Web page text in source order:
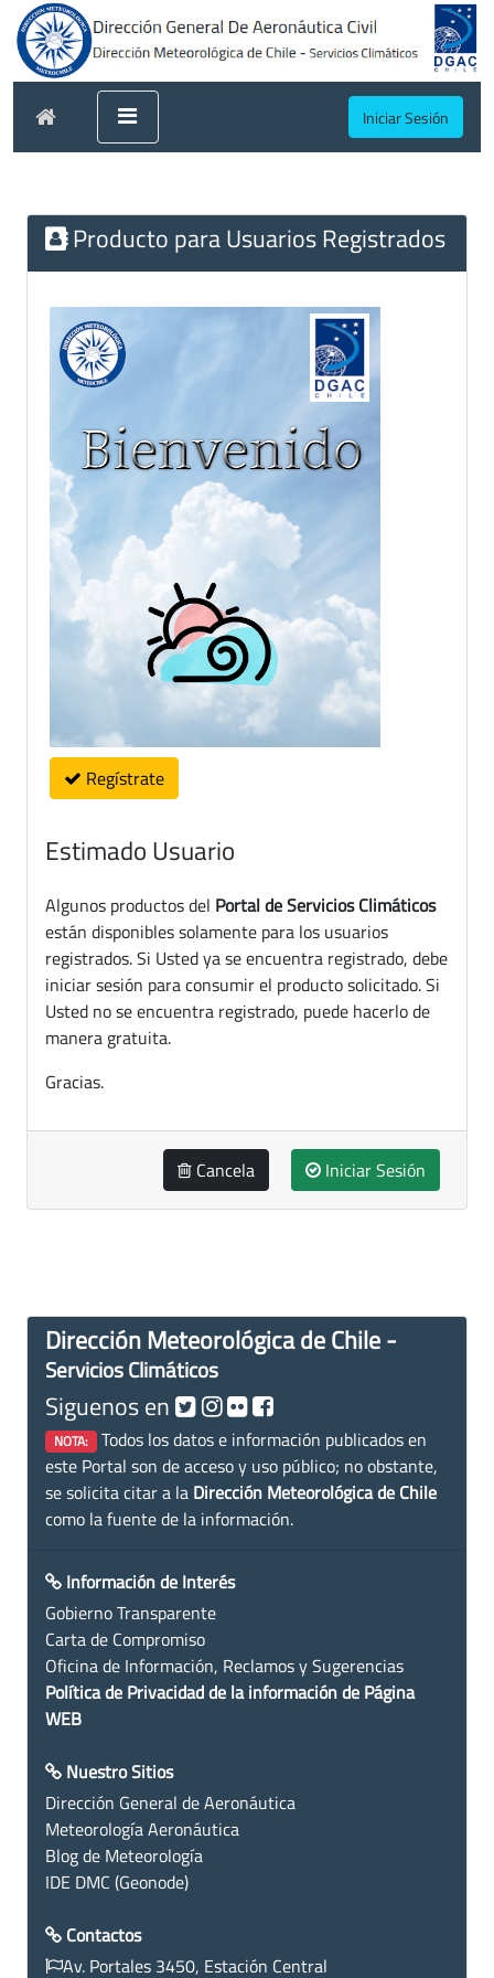
Iniciar Sesión
Producto para Usuarios Registrados
Regístrate
Estimado Usuario
Algunos productos del Portal de Servicios Climáticos
están disponibles solamente para los usuarios
registrados. Si Usted ya se encuentra registrado, debe
iniciar sesión para consumir el producto solicitado. Si
Usted no se encuentra registrado, puede hacerlo de
manera gratuita.
Gracias.
Cancela Iniciar Sesión
Dirección Meteorológica de Chile -
Servicios Climáticos
Siguenos en
NOTA: Todos los datos e información publicados en
este Portal son de acceso y uso público; no obstante,
se solicita citar a la Dirección Meteorológica de Chile
como la fuente de la información.
Información de Interés
Gobierno Transparente
Carta de Compromiso
Oficina de Información, Reclamos y Sugerencias
Política de Privacidad de la información de Página
WEB
Nuestro Sitios
Dirección General de Aeronáutica
Meteorología Aeronáutica
Blog de Meteorología
IDE DMC (Geonode)
Contactos
Av. Portales 3450, Estación Central